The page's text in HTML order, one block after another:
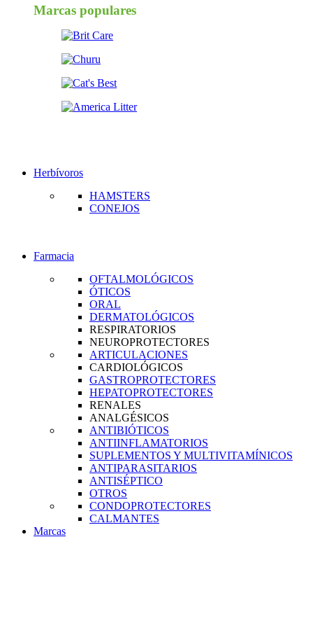
Marcas populares
Herbívoros
HAMSTERS
CONEJOS
Farmacia
OFTALMOLÓGICOS
ÓTICOS
ORAL
DERMATOLÓGICOS
RESPIRATORIOS
NEUROPROTECTORES
ARTICULACIONES
CARDIOLÓGICOS
GASTROPROTECTORES
HEPATOPROTECTORES
RENALES
ANALGÉSICOS
ANTIBIÓTICOS
ANTIINFLAMATORIOS
SUPLEMENTOS Y MULTIVITAMÍNICOS
ANTIPARASITARIOS
ANTISÉPTICO
OTROS
CONDOPROTECTORES
CALMANTES
Marcas